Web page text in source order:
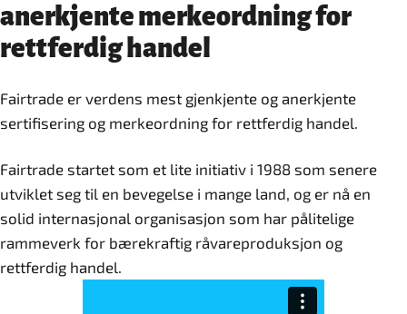
anerkjente merkeordning for
rettferdig handel
Fairtrade er verdens mest gjenkjente og anerkjente
sertifisering og merkeordning for rettferdig handel.
Fairtrade startet som et lite initiativ i 1988 som senere
utviklet seg til en bevegelse i mange land, og er nå en
solid internasjonal organisasjon som har pålitelige
rammeverk for bærekraftig råvareproduksjon og
rettferdig handel.